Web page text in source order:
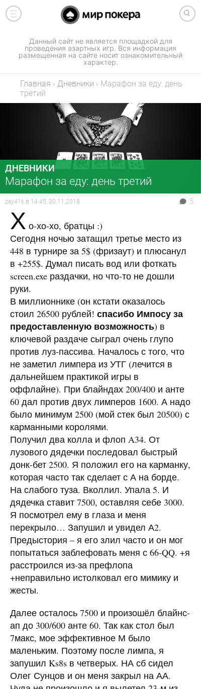
Данный сайт не является площадкой для
проведения азартных игр. Вся информация
размещенная на сайте носит ознакомительный
характер.
Главная › Дневники › Марафон за еду: день
третий
ДНЕВНИКИ
Марафон за еду: день третий
zay41k в 14:45, 30.11.2018 5
Х о-хо-хо, братцы :)
Сегодня ночью затащил третье место из
448 в турнире за 5$ (фризаут) и плюсанул
в +255$. Думал писать вод или фоткать
screen.exe раздачки, но что-то не дошли
руки.
В миллионнике (он кстати оказалось
стоил 26500 рублей! спасибо Импосу за
предоставленную возможность) в
ключевой раздаче сыграл очень глупо
против луз-пассива. Началось с того, что
не заметил лимпера из УТГ (лечится в
дальнейшем практикой игры в
оффлайне). При блайндах 200/400 и анте
60 дал против двух лимперов 1600. А надо
было минимум 2500 (мой стек был 20500) с
карманными королями.
Получил два колла и флоп A34. От
лузового дядечки последовал быстрый
донк-бет 2500. Я положил его на карманку,
которая часто так сделает с А на борде.
На слабого туза. Вколлил. Упала 5. И
дядечка ставит 7500, оставляя себе 3000.
Я посмотрел ему в глаза и меня
перекрыло… Запушил и увидел А2.
Предыстория – я его злил часто и он мог
попытаться заблефовать меня с 66-QQ. +я
расстроился из-за префлопа
+неправильно истолковал его мимику и
жесты.
Далее осталось 7500 и произошёл блайнс-
ап до 300/600 анте 60. Так как стол был
7макс, мое эффективное М было
маленьким. Поэтому после лимпа, я
запушил Ks8s в четверых. НА сб сидел
Олег Сунцов и он меня закрыл на АА.